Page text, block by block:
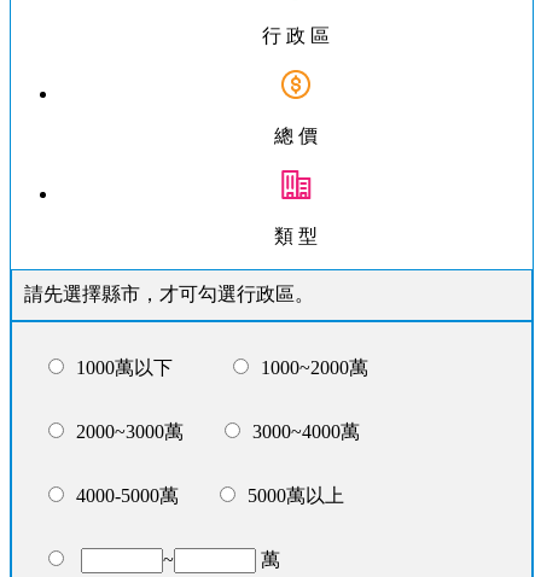
行 政 區
總 價
類 型
請先選擇縣市，才可勾選行政區。
1000萬以下 1000~2000萬
2000~3000萬 3000~4000萬
4000-5000萬 5000萬以上
~ 萬